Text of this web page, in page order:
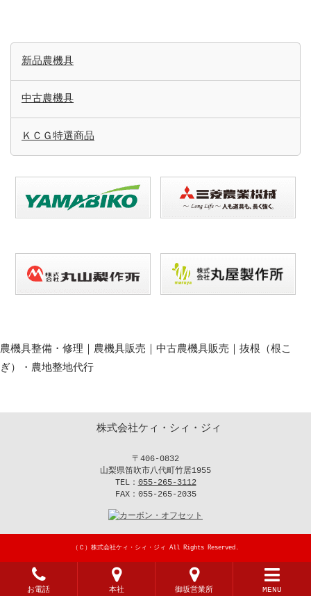
新品農機具
中古農機具
ＫＣＧ特選商品
農機具整備・修理｜農機具販売｜中古農機具販売｜抜根（根こ
ぎ）・農地整地代行
株式会社ケィ・シィ・ジィ
〒406-0832
山梨県笛吹市八代町竹居1955
TEL： 055-265-3112
FAX：055-265-2035
（Ｃ） 株式会社ケィ・シィ・ジィ All Rights Reserved.
{__("お電話")}
お電話 {__("本社")}
本社 {__("御坂営
御坂営業所 MENU